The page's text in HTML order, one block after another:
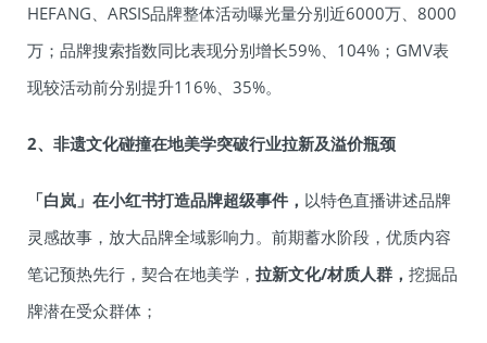
HEFANG、ARSIS品牌整体活动曝光量分别近6000万、8000
万；品牌搜索指数同比表现分别增长59%、104%；GMV表
现较活动前分别提升116%、35%。
2、非遗文化碰撞在地美学突破行业拉新及溢价瓶颈
「白岚」在小红书打造品牌超级事件， 以特色直播讲述品牌
灵感故事，放大品牌全域影响力。前期蓄水阶段，优质内容
笔记预热先行，契合在地美学， 拉新文化/材质人群， 挖掘品
牌潜在受众群体；